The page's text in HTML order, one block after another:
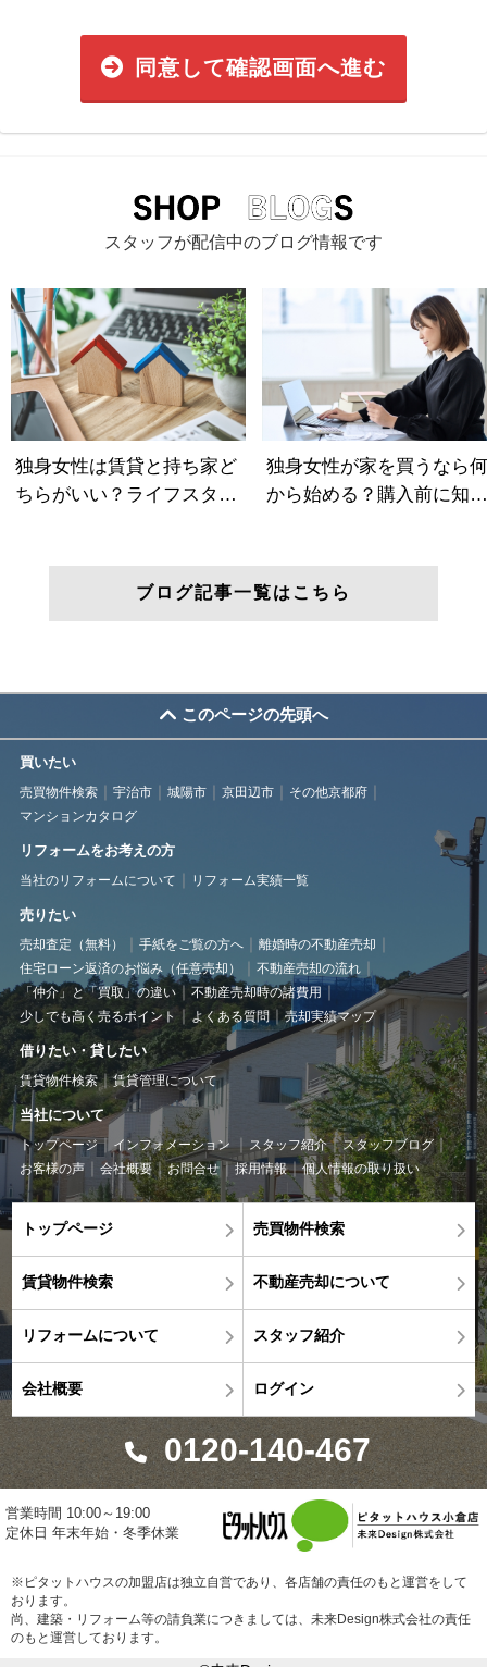
同意して確認画面へ進む
スタッフが配信中のブログ情報です
ブログ記事一覧はこちら
このページの先頭へ
買いたい
売買物件検索 宇治市 城陽市 京田辺市
その他京都府
マンションカタログ
リフォームをお考えの方
当社のリフォームについて リフォーム実績一覧
売りたい
売却査定（無料） 手紙をご覧の方へ
離婚時の不動産売却
住宅ローン返済のお悩み（任意売却）
不動産売却の流れ
「仲介」と「買取」の違い
不動産売却時の諸費用
少しでも高く売るポイント
よくある質問 売却実績マップ
借りたい・貸したい
賃貸物件検索 賃貸管理について
当社について
トップページ インフォメーション スタッフ紹介
スタッフブログ
お客様の声
会社概要 お問合せ 採用情報 個人情報の取り扱い
トップページ 売買物件検索
賃貸物件検索 不動産売却について
リフォームについて スタッフ紹介
会社概要 ログイン
0120-140-467
営業時間 10:00～19:00
定休日 年末年始・冬季休業
※ピタットハウスの加盟店は独立自営であり、各店舗の責任のもと運営をして
おります。
尚、建築・リフォーム等の請負業につきましては、未来Design株式会社の責任
のもと運営しております。